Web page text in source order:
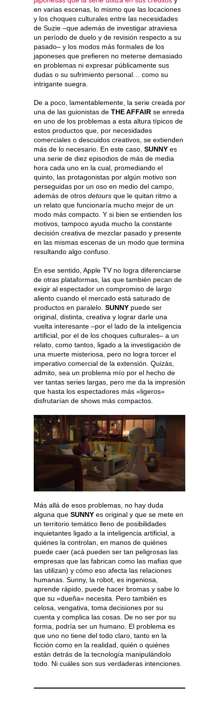
en varias escenas, lo mismo que las locaciones
y los choques culturales entre las necesidades
de Suzie –que además de investigar atraviesa
un período de duelo y de revisión respecto a su
pasado– y los modos más formales de los
japoneses que prefieren no meterse demasiado
en problemas ni expresar públicamente sus
dudas o su sufrimiento personal… como su
intrigante suegra.
De a poco, lamentablemente, la serie creada por
una de las guionistas de THE AFFAIR se enreda
en uno de los problemas a esta altura típicos de
estos productos que, por necesidades
comerciales o descuidos creativos, se extienden
más de lo necesario. En este caso, SUNNY es
una serie de diez episodios de más de media
hora cada uno en la cual, promediando el
quinto, las protagonistas por algún motivo son
perseguidas por un oso en medio del campo,
además de otros detours que le quitan ritmo a
un relato que funcionaría mucho mejor de un
modo más compacto. Y si bien se entienden los
motivos, tampoco ayuda mucho la constante
decisión creativa de mezclar pasado y presente
en las mismas escenas de un modo que termina
resultando algo confuso.
En ese sentido, Apple TV no logra diferenciarse
de otras plataformas, las que también pecan de
exigir al espectador un compromiso de largo
aliento cuando el mercado está saturado de
productos en paralelo. SUNNY puede ser
original, distinta, creativa y lograr darle una
vuelta interesante –por el lado de la inteligencia
artificial, por el de los choques culturales– a un
relato, como tantos, ligado a la investigación de
una muerte misteriosa, pero no logra torcer el
imperativo comercial de la extensión. Quizás,
admito, sea un problema mío por el hecho de
ver tantas series largas, pero me da la impresión
que hasta los espectadores más «ligeros»
disfrutarían de shows más compactos.
Más allá de esos problemas, no hay duda
alguna que SUNNY es original y que se mete en
un territorio temático lleno de posibilidades
inquietantes ligado a la inteligencia artificial, a
quiénes la controlan, en manos de quiénes
puede caer (acá pueden ser tan peligrosas las
empresas que las fabrican como las mafias que
las utilizan) y cómo eso afecta las relaciones
humanas. Sunny, la robot, es ingeniosa,
aprende rápido, puede hacer bromas y sabe lo
que su «dueña» necesita. Pero también es
celosa, vengativa, toma decisiones por su
cuenta y complica las cosas. De no ser por su
forma, podría ser un humano. El problema es
que uno no tiene del todo claro, tanto en la
ficción como en la realidad, quién o quiénes
están detrás de la tecnología manipulándolo
todo. Ni cuáles son sus verdaderas intenciones.